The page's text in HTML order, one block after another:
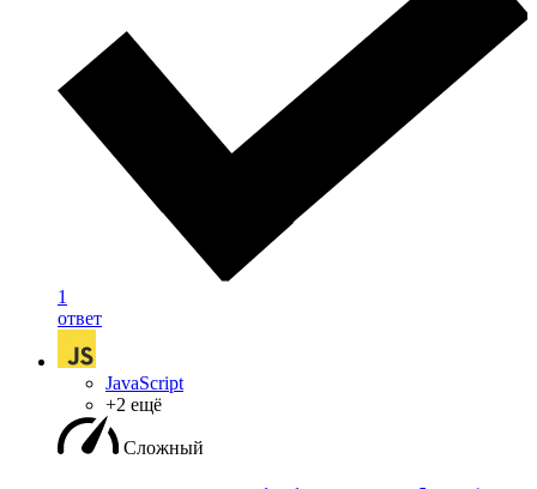
1
ответ
JavaScript
+2 ещё
Сложный